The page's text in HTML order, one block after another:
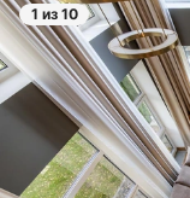
1 из 10